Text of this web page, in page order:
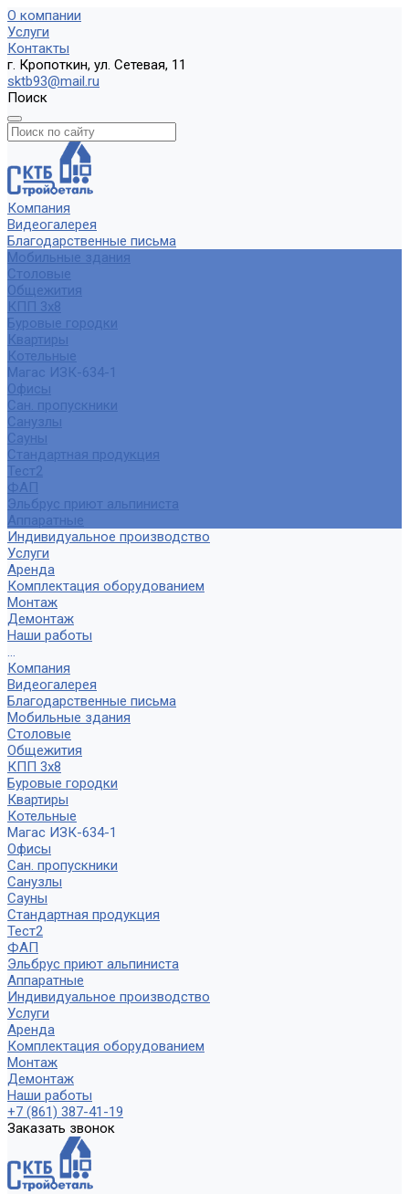
О компании
Услуги
Контакты
г. Кропоткин, ул. Сетевая, 11
sktb93@mail.ru
Поиск
Компания
Видеогалерея
Благодарственные письма
Мобильные здания
Столовые
Общежития
КПП 3х8
Буровые городки
Квартиры
Котельные
Магас ИЗК-634-1
Офисы
Сан. пропускники
Санузлы
Сауны
Стандартная продукция
Тест2
ФАП
Эльбрус приют альпиниста
Аппаратные
Индивидуальное производство
Услуги
Аренда
Комплектация оборудованием
Монтаж
Демонтаж
Наши работы
...
Компания
Видеогалерея
Благодарственные письма
Мобильные здания
Столовые
Общежития
КПП 3х8
Буровые городки
Квартиры
Котельные
Магас ИЗК-634-1
Офисы
Сан. пропускники
Санузлы
Сауны
Стандартная продукция
Тест2
ФАП
Эльбрус приют альпиниста
Аппаратные
Индивидуальное производство
Услуги
Аренда
Комплектация оборудованием
Монтаж
Демонтаж
Наши работы
+7 (861) 387-41-19
Заказать звонок